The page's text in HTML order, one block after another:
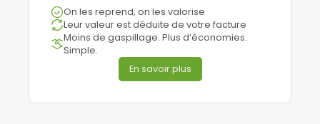
On les reprend, on les valorise
Leur valeur est déduite de votre facture
Moins de gaspillage. Plus d’économies.
Simple.
En savoir plus